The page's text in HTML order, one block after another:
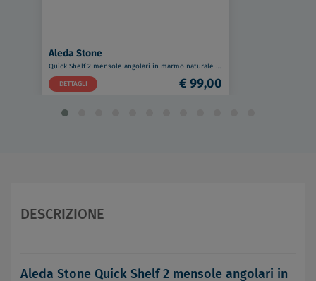
Aleda Stone
Quick Shelf 2 mensole angolari in marmo naturale cotone mat cm 22,9 con 4 reggimensola codice prod: CTOA2QMA15
DETTAGLI
€ 99,00
DESCRIZIONE
Aleda Stone Quick Shelf 2 mensole angolari in